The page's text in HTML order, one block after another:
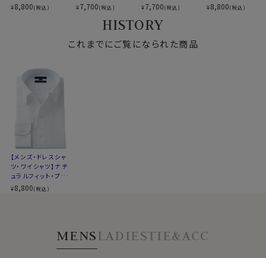
衿と前立ての裏部分がオープンカラーのように縫い目が
ンをはずして衿を開き気味にして着用すると衿から第一
ボタンにかけてきれいなロールが出るようになっていま
ノーネクタイ専用のややカジュアル度の高い商品であり
ながら、非常にエレガントなシャツです。
WEBミーティングの画面映えも抜群です！
コンバーチブルカフス
トールM-88・L-90・LL-90cm
スタイル
ナチュラルフィット
生産国
ください
▼ナチュラルフィットとは？
後ろ身頃にダーツを入れて、ウエスト部分をやや絞ったス
タイルです。
適度に絞ったウエストラインは細すぎず、それでいてダボ
※43cm（LL）・45cm（3L）・47cm(4L)サイズにおいて
は絞りを若干ゆるくしております。 細さを気にせず一般的
ミアムコットン120
番手双糸・イージー
¥8,800(税込)
ミアムコットン・形態
安定・イタリアンカ
ラー・ボタンダウン・
第一ボタンあり・ポ
ケット無し
¥7,700(税込)
ミアムコットン・形態
安定・イタリアンカ
ラー・ボタンダウン・
第一ボタンあり
¥7,700(税込)
スコットン・プレミア
ムコットン・イージ
¥8,800(税込)
HISTORY
これまでにご覧になられた商品
【メンズ・ドレスシャ
ツ・ワイシャツ】ナチ
ュラルフィット・プレ
ミアムコットン120
番手双糸・イージー
一ボタンあり・ポケ
¥8,800(税込)
MENSLADIESTIE&ACC